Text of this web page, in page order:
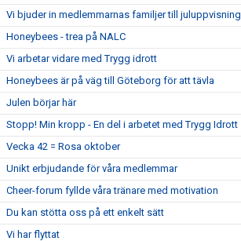
Vi bjuder in medlemmarnas familjer till juluppvisning
Honeybees - trea på NALC
Vi arbetar vidare med Trygg idrott
Honeybees är på väg till Göteborg för att tävla
Julen börjar här
Stopp! Min kropp - En del i arbetet med Trygg Idrott
Vecka 42 = Rosa oktober
Unikt erbjudande för våra medlemmar
Cheer-forum fyllde våra tränare med motivation
Du kan stötta oss på ett enkelt sätt
Vi har flyttat